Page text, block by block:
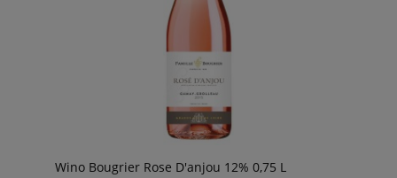
Wino Bougrier Rose D'anjou 12% 0,75 L